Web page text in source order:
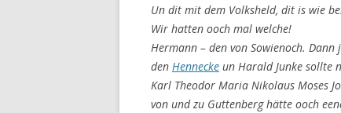
Un dit mit dem Volksheld, dit is wie
Wir hatten ooch mal welche!
Hermann – den von Sowienoch.
den Hennecke un Harald Junke sollte
Karl Theodor Maria Nikolaus Moses
von und zu Guttenberg hätte ooch